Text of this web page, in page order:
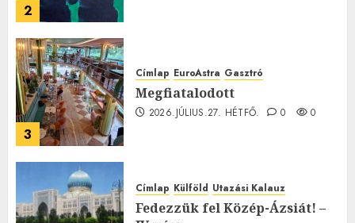
2
3
Címlap EuroAstra Gasztró
Megfiatalodott
2026.JÚLIUS.27. HÉTFŐ. 0 0
Címlap Külföld Utazási Kalauz
Fedezzük fel Közép-Ázsiát! –